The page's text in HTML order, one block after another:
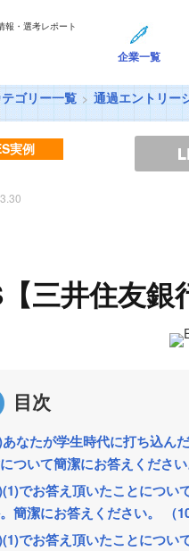
報・選考レポート
企業一覧
ゴリー一覧 通過エントリー
実例
三井住友
目次
なたが学生時代に打ち込ん
ついて簡潔にお答えください
でお答え頂いたことについ
簡潔にお答えください。 （
でお答え頂いたことについ